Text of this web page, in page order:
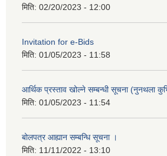
मिति: 02/20/2023 - 12:00
Invitation for e-Bids
मिति: 01/05/2023 - 11:58
आर्थिक प्रस्ताव खोल्ने सम्बन्धी सूचना (नुनथला
मिति: 01/05/2023 - 11:54
बोलपत्र आह्यान सम्बन्धि सूचना ।
मिति: 11/11/2022 - 13:10